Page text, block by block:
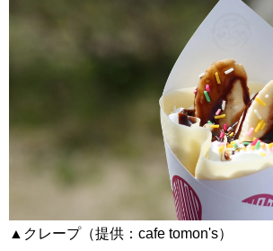
▲クレープ（提供：cafe tomon's）